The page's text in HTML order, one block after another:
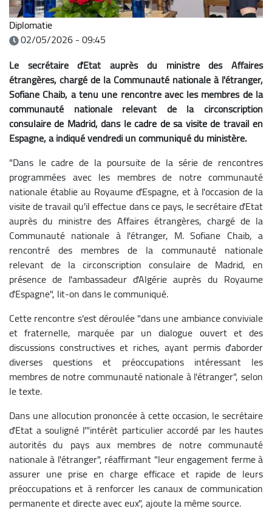
Diplomatie
02/05/2026 - 09:45
Le secrétaire d'Etat auprès du ministre des Affaires
étrangères, chargé de la Communauté nationale à l'étranger,
Sofiane Chaib, a tenu une rencontre avec les membres de la
communauté nationale relevant de la circonscription
consulaire de Madrid, dans le cadre de sa visite de travail en
Espagne, a indiqué vendredi un communiqué du ministère.
"Dans le cadre de la poursuite de la série de rencontres
programmées avec les membres de notre communauté
nationale établie au Royaume d'Espagne, et à l'occasion de la
visite de travail qu'il effectue dans ce pays, le secrétaire d'Etat
auprès du ministre des Affaires étrangères, chargé de la
Communauté nationale à l'étranger, M. Sofiane Chaib, a
rencontré des membres de la communauté nationale
relevant de la circonscription consulaire de Madrid, en
présence de l'ambassadeur d'Algérie auprès du Royaume
d'Espagne", lit-on dans le communiqué.
Cette rencontre s'est déroulée "dans une ambiance conviviale
et fraternelle, marquée par un dialogue ouvert et des
discussions constructives et riches, ayant permis d'aborder
diverses questions et préoccupations intéressant les
membres de notre communauté nationale à l'étranger", selon
le texte.
Dans une allocution prononcée à cette occasion, le secrétaire
d'Etat a souligné l'"intérêt particulier accordé par les hautes
autorités du pays aux membres de notre communauté
nationale à l'étranger", réaffirmant "leur engagement ferme à
assurer une prise en charge efficace et rapide de leurs
préoccupations et à renforcer les canaux de communication
permanente et directe avec eux", ajoute la même source.